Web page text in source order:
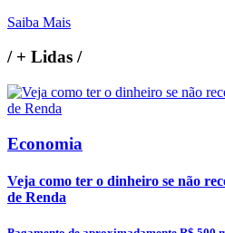
Saiba Mais
/+ Lidas /
Economia
Veja como ter o dinheiro se não
de Renda